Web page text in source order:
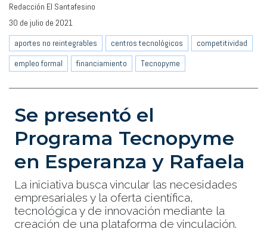
Redacción El Santafesino
30 de julio de 2021
aportes no reintegrables
centros tecnológicos
competitividad
empleo formal
financiamiento Tecnopyme
Se presentó el
Programa Tecnopyme
en Esperanza y Rafaela
La iniciativa busca vincular las necesidades
empresariales y la oferta científica,
tecnológica y de innovación mediante la
creación de una plataforma de vinculación.